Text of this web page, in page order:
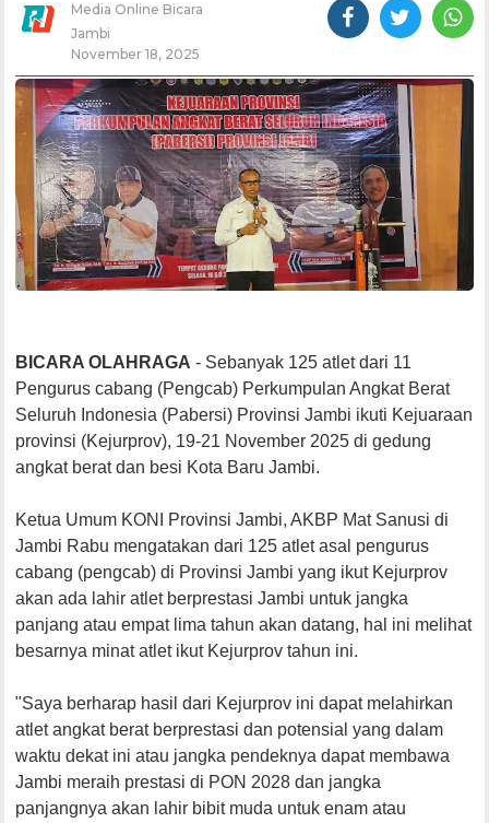
Media Online Bicara
Jambi
November 18, 2025
BICARA OLAHRAGA - Sebanyak 125 atlet dari 11
Pengurus cabang (Pengcab) Perkumpulan Angkat Berat
Seluruh Indonesia (Pabersi) Provinsi Jambi ikuti Kejuaraan
provinsi (Kejurprov), 19-21 November 2025 di gedung
angkat berat dan besi Kota Baru Jambi.
Ketua Umum KONI Provinsi Jambi, AKBP Mat Sanusi di
Jambi Rabu mengatakan dari 125 atlet asal pengurus
cabang (pengcab) di Provinsi Jambi yang ikut Kejurprov
akan ada lahir atlet berprestasi Jambi untuk jangka
panjang atau empat lima tahun akan datang, hal ini melihat
besarnya minat atlet ikut Kejurprov tahun ini.
"Saya berharap hasil dari Kejurprov ini dapat melahirkan
atlet angkat berat berprestasi dan potensial yang dalam
waktu dekat ini atau jangka pendeknya dapat membawa
Jambi meraih prestasi di PON 2028 dan jangka
panjangnya akan lahir bibit muda untuk enam atau